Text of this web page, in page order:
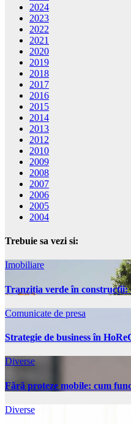
2024
2023
2022
2021
2020
2019
2018
2017
2016
2015
2014
2013
2012
2010
2009
2008
2007
2006
2005
2004
Trebuie sa vezi si:
Imobiliare
Tranziția verde în construcții:
Comunicate de presa
Strategie de business în
Diverse
Fără proteze mobile: cum
Diverse